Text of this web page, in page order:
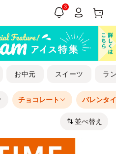
3
お中元 スイーツ ラ
チョコレート バレンタ
並べ替え